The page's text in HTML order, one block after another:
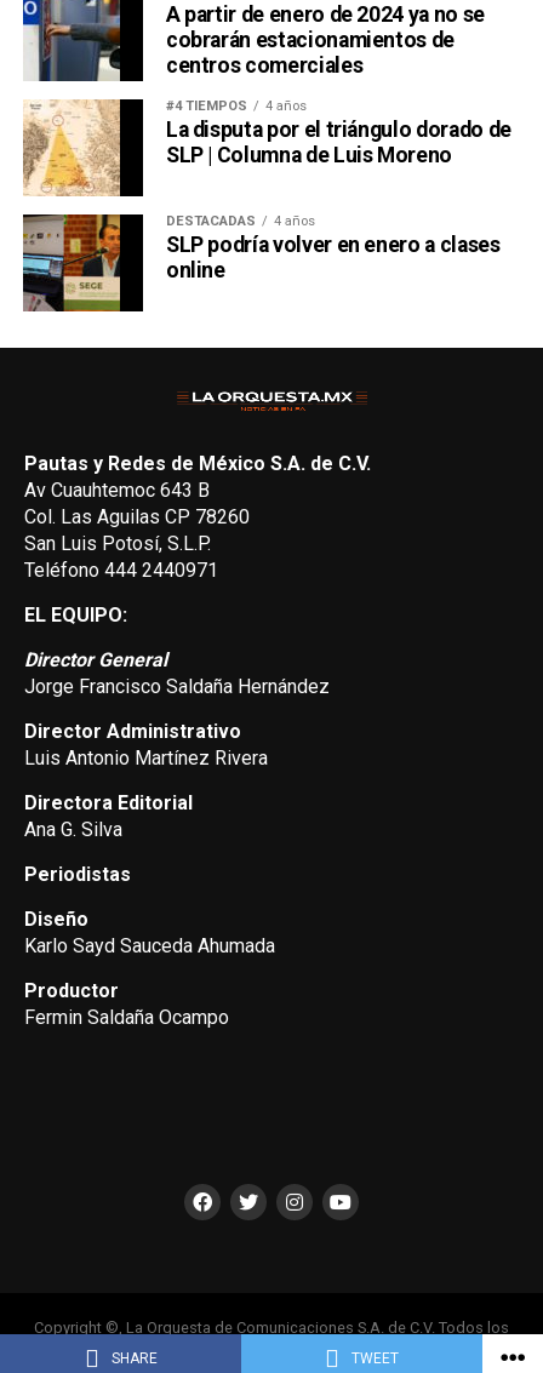
SHARE TWEET
A partir de enero de 2024 ya no se
cobrarán estacionamientos de
centros comerciales
#4 TIEMPOS 4 años
La disputa por el triángulo dorado de
SLP | Columna de Luis Moreno
DESTACADAS 4 años
SLP podría volver en enero a clases
online
Pautas y Redes de México S.A. de C.V.
Av Cuauhtemoc 643 B
Col. Las Aguilas CP 78260
San Luis Potosí, S.L.P.
Teléfono 444 2440971
EL EQUIPO:
Director General
Jorge Francisco Saldaña Hernández
Director Administrativo
Luis Antonio Martínez Rivera
Directora Editorial
Ana G. Silva
Periodistas
Diseño
Karlo Sayd Sauceda Ahumada
Productor
Fermin Saldaña Ocampo
Copyright ©, La Orquesta de Comunicaciones S.A. de C.V. Todos los
Derechos Reservados